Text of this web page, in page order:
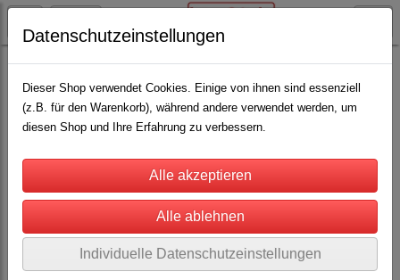
Lama / Alpaka Klauenpflege(13)
Datenschutzeinstellungen
Dieser Shop verwendet Cookies. Einige von ihnen sind essenziell
(z.B. für den Warenkorb), während andere verwendet werden, um
diesen Shop und Ihre Erfahrung zu verbessern.
Individuelle Datenschutzeinstellungen